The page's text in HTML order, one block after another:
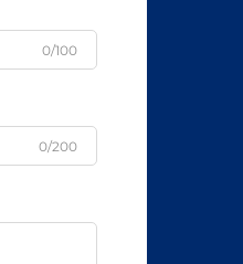
0/100
0/200